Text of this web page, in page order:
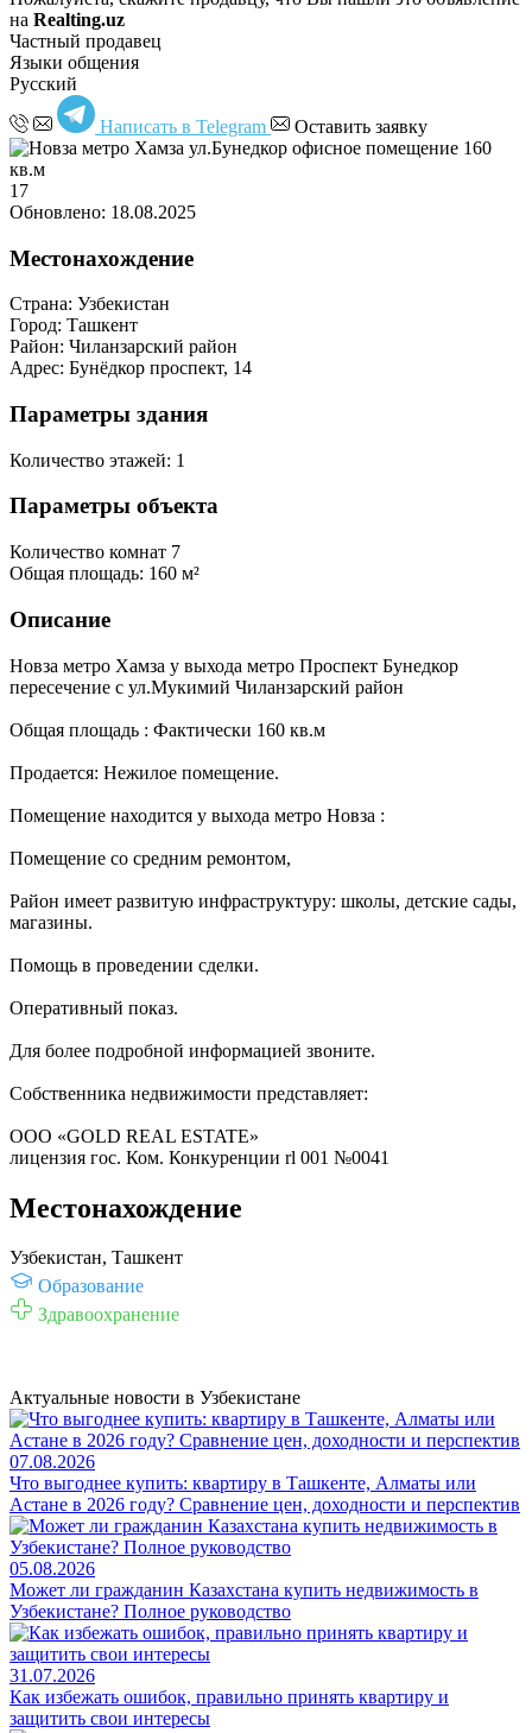
на Realting.uz
Частный продавец
Языки общения
Русский
Написать в Telegram Оставить заявку
17
Обновлено: 18.08.2025
Местонахождение
Страна: Узбекистан
Город: Ташкент
Район: Чиланзарский район
Адрес: Бунёдкор проспект, 14
Параметры здания
Количество этажей: 1
Параметры объекта
Количество комнат 7
Общая площадь: 160 м²
Описание
Новза метро Хамза у выхода метро Проспект Бунедкор
пересечение с ул.Мукимий Чиланзарский район
Общая площадь : Фактически 160 кв.м
Продается: Нежилое помещение.
Помещение находится у выхода метро Новза :
Помещение со средним ремонтом,
Район имеет развитую инфраструктуру: школы, детские сады,
магазины.
Помощь в проведении сделки.
Оперативный показ.
Для более подробной информацией звоните.
Собственника недвижимости представляет:
ООО «GOLD REAL ESTATE»
лицензия гос. Ком. Конкуренции rl 001 №0041
Местонахождение
Узбекистан, Ташкент
Образование
Здравоохранение
Актуальные новости в Узбекистане
07.08.2026
Что выгоднее купить: квартиру в Ташкенте, Алматы или
Астане в 2026 году? Сравнение цен, доходности и перспектив
05.08.2026
Может ли гражданин Казахстана купить недвижимость в
Узбекистане? Полное руководство
31.07.2026
Как избежать ошибок, правильно принять квартиру и
защитить свои интересы